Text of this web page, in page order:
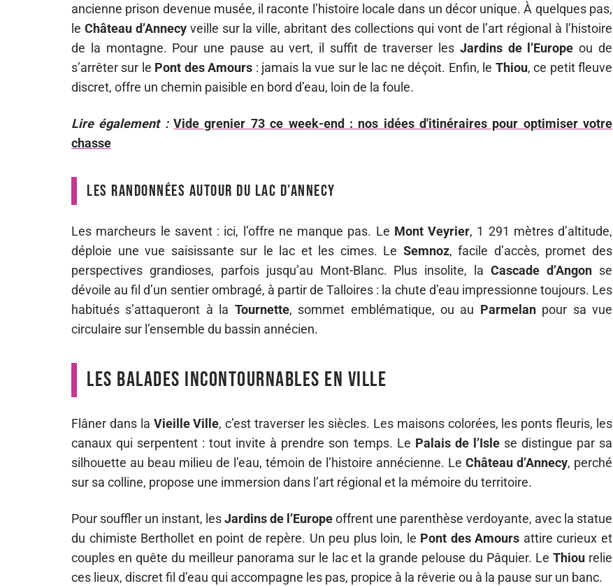
ancienne prison devenue musée, il raconte l’histoire locale dans un décor unique. À quelques pas,
le Château d’Annecyveille sur la ville, abritant des collections qui vont de l’art régional à l’histoire
de la montagne. Pour une pause au vert, il suffit de traverser les Jardins de l’Europe ou de
s’arrêter sur le Pont des Amours : jamais la vue sur le lac ne déçoit. Enfin, le Thiou, ce petit fleuve
discret, offre un chemin paisible en bord d’eau, loin de la foule.
Lire également : Vide grenier 73 ce week-end : nos idées d'itinéraires pour optimiser votre
chasse
Les randonnées autour du lac d’Annecy
Les marcheurs le savent : ici, l’offre ne manque pas. Le Mont Veyrier, 1 291 mètres d’altitude,
déploie une vue saisissante sur le lac et les cimes. Le Semnoz, facile d’accès, promet des
perspectives grandioses, parfois jusqu’au Mont-Blanc. Plus insolite, laCascade d’Angon se
dévoile au fil d’un sentier ombragé, à partir de Talloires : la chute d’eau impressionne toujours. Les
habitués s’attaqueront à la Tournette, sommet emblématique, ou au Parmelanpour sa vue
circulaire sur l’ensemble du bassin annécien.
Les balades incontournables en ville
Flâner dans la Vieille Ville, c’est traverser les siècles. Les maisons colorées, les ponts fleuris, les
canaux qui serpentent : tout invite à prendre son temps. Le Palais de l’Islese distingue par sa
silhouette au beau milieu de l’eau, témoin de l’histoire annécienne. Le Château d’Annecy, perché
sur sa colline, propose une immersion dans l’art régional et la mémoire du territoire.
Pour souffler un instant, lesJardins de l’Europeoffrent une parenthèse verdoyante, avec la statue
du chimiste Berthollet en point de repère. Un peu plus loin, le Pont des Amours attire curieux et
couples en quête du meilleur panorama sur le lac et la grande pelouse du Pâquier. LeThiou relie
ces lieux, discret fil d’eau qui accompagne les pas, propice à la rêverie ou à la pause sur un banc.